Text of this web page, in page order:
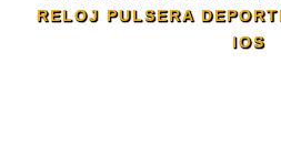
RELOJ PULSERA
IOS